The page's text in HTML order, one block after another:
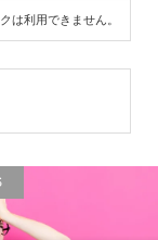
は利用できません。